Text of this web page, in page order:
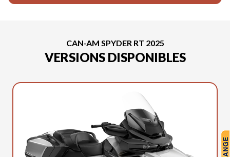
CAN-AM SPYDER RT 2025
VERSIONS DISPONIBLES